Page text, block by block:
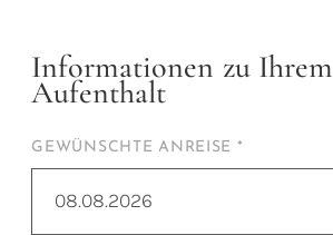
Informationen zu Ihrem
Aufenthalt
GEWÜNSCHTE ANREISE *
08.08.2026